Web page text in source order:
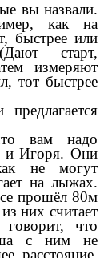
вы назвали.
как на
быстрее или
старт,
измеряют
тот быстрее
вам надо
и Игоря. Они
не могут
на лыжах.
прошёл 80м
них считает
что
с ним не
расстояние.